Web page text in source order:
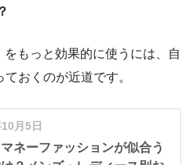
をもっと効果的に使うには、自
おくのが近道です。
月5日
ネーファッションが似合う